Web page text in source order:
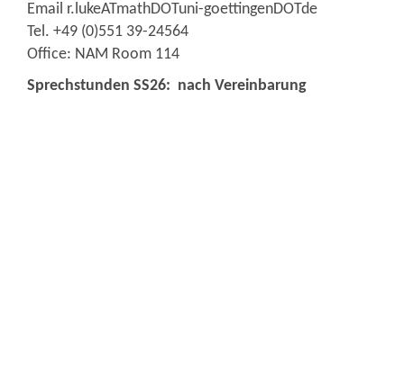
Email r.lukeATmathDOTuni-goettingenDOTde
Tel. +49 (0)551 39-24564
Office: NAM Room 114
Sprechstunden SS26: nach Vereinbarung